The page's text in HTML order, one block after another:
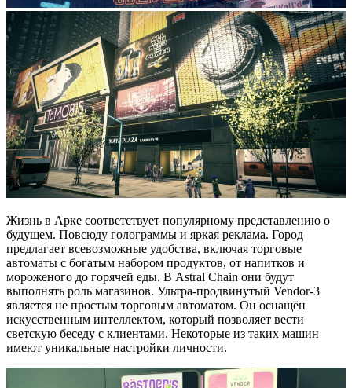
Жизнь в Арке соответствует популярному представлению о
будущем. Повсюду голограммы и яркая реклама. Город
предлагает всевозможные удобства, включая торговые
автоматы с богатым набором продуктов, от напитков и
мороженого до горячей еды. В Astral Chain они будут
выполнять роль магазинов. Ультра-продвинутый Vendor-3
является не простым торговым автоматом. Он оснащён
искусственным интеллектом, который позволяет вести
светскую беседу с клиентами. Некоторые из таких машин
имеют уникальные настройки личности.